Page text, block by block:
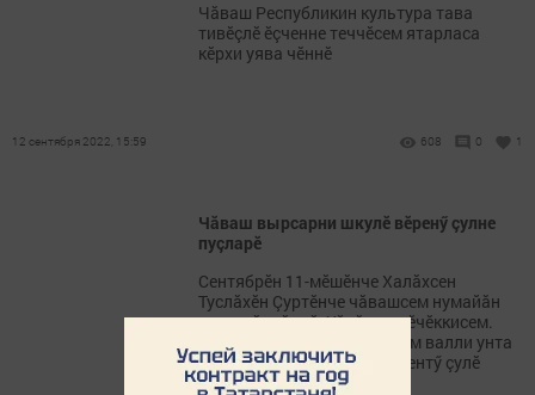
Чăваш Республикин культура тава
тивӗçлӗ ӗçченне теччӗсем ятарласа
кӗрхи уява чӗннӗ
12 сентября 2022, 15:59 608 0 1
Чăваш вырсарни шкулӗ вӗренӳ çулне
пуçларӗ
Сентябрӗн 11-мӗшӗнче Халăхсен
Туслăхӗн Çуртӗнче чăвашсем нумайăн
пуçтарăннăччӗ. Уйрăмах пӗчӗккисем.
Мӗншӗн тесен 7-11 çулхисем валли унта
вырсарни шкулӗн çӗнӗ вӗрентӳ çулӗ
пуçланчӗ.